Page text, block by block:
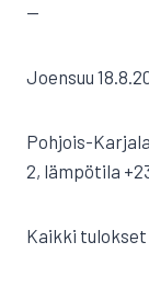
—
Joensuu
Pohjois-
2, lämpötila
Kaikki